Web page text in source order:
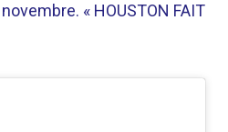
« HOUSTON FAIT